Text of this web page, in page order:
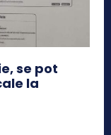
se pot
la